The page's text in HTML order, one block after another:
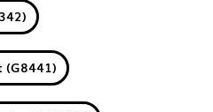
(G8441)